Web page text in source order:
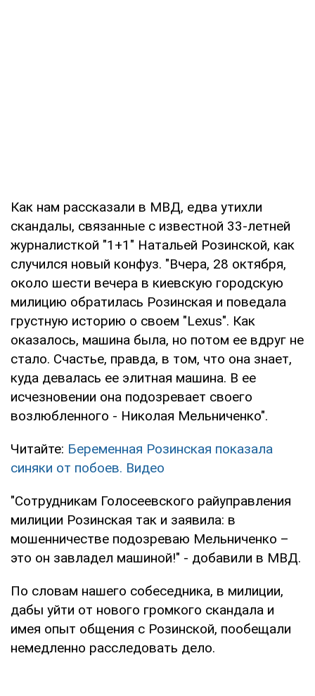
Как нам рассказали в МВД, едва утихли
скандалы, связанные с известной 33-летней
журналисткой "1+1" Натальей Розинской, как
случился новый конфуз. "Вчера, 28 октября,
около шести вечера в киевскую городскую
милицию обратилась Розинская и поведала
грустную историю о своем "Lexus". Как
оказалось, машина была, но потом ее вдруг не
стало. Счастье, правда, в том, что она знает,
куда девалась ее элитная машина. В ее
исчезновении она подозревает своего
возлюбленного - Николая Мельниченко".
Читайте: Беременная Розинская показала
синяки от побоев. Видео
"Сотрудникам Голосеевского райуправления
милиции Розинская так и заявила: в
мошенничестве подозреваю Мельниченко –
это он завладел машиной!" - добавили в МВД.
По словам нашего собеседника, в милиции,
дабы уйти от нового громкого скандала и
имея опыт общения с Розинской, пообещали
немедленно расследовать дело.